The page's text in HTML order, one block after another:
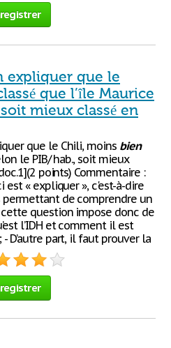
expliquer que le
que l’île Maurice
mieux classé en
que le Chili, moins bien
le PIB/ hab., soit mieux
points) Commentaire :
« expliquer », c'est-à-dire
de comprendre un
cette question impose donc de
l’IDH et comment il est
D’autre part, il faut prouver la